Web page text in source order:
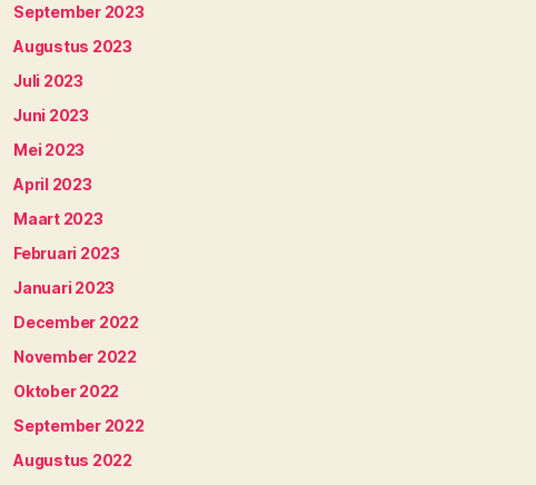
September 2023
Augustus 2023
Juli 2023
Juni 2023
Mei 2023
April 2023
Maart 2023
Februari 2023
Januari 2023
December 2022
November 2022
Oktober 2022
September 2022
Augustus 2022